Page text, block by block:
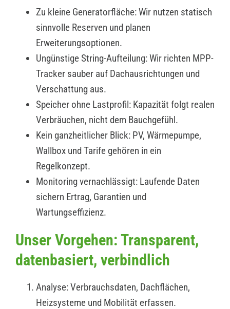
Zu kleine Generatorfläche: Wir nutzen statisch
sinnvolle Reserven und planen
Erweiterungsoptionen.
Ungünstige String-Aufteilung: Wir richten MPP-
Tracker sauber auf Dachausrichtungen und
Verschattung aus.
Speicher ohne Lastprofil: Kapazität folgt realen
Verbräuchen, nicht dem Bauchgefühl.
Kein ganzheitlicher Blick: PV, Wärmepumpe,
Wallbox und Tarife gehören in ein
Regelkonzept.
Monitoring vernachlässigt: Laufende Daten
sichern Ertrag, Garantien und
Wartungseffizienz.
Unser Vorgehen: Transparent,
datenbasiert, verbindlich
Analyse: Verbrauchsdaten, Dachflächen,
Heizsysteme und Mobilität erfassen.